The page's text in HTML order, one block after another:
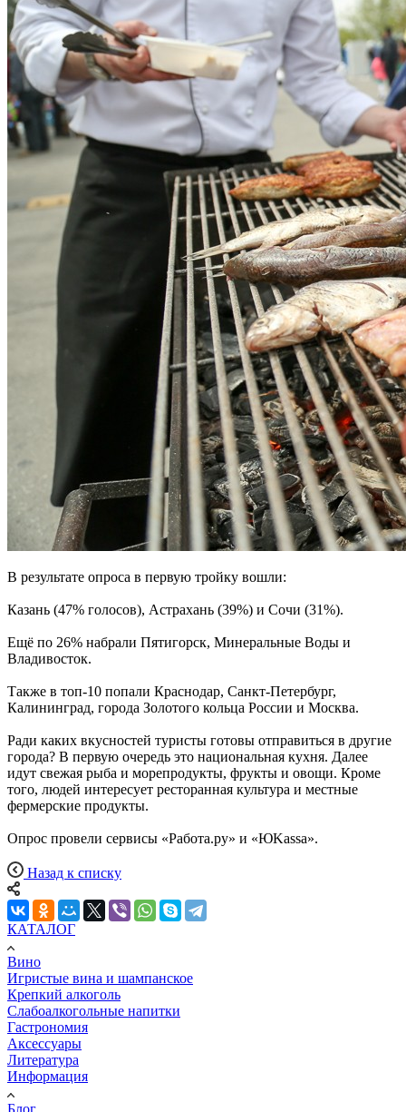
В результате опроса в первую тройку вошли:
Казань (47% голосов), Астрахань (39%) и Сочи (31%).
Ещё по 26% набрали Пятигорск, Минеральные Воды и
Владивосток.
Также в топ-10 попали Краснодар, Санкт-Петербург,
Калининград, города Золотого кольца России и Москва.
Ради каких вкусностей туристы готовы отправиться в другие
города? В первую очередь это национальная кухня. Далее
идут свежая рыба и морепродукты, фрукты и овощи. Кроме
того, людей интересует ресторанная культура и местные
фермерские продукты.
Опрос провели сервисы «Работа.ру» и «ЮKassa».
Назад к списку
КАТАЛОГ
Вино
Игристые вина и шампанское
Крепкий алкоголь
Слабоалкогольные напитки
Гастрономия
Аксессуары
Литература
Информация
Блог